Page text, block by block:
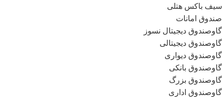
سیف باکس هتلی
صندوق امانات
گاوصندوق دیجیتال نسوز
گاوصندوق دیجیتالی
گاوصندوق دیواری
گاوصندوق بانکی
گاوصندوق بزرگ
گاوصندوق اداری